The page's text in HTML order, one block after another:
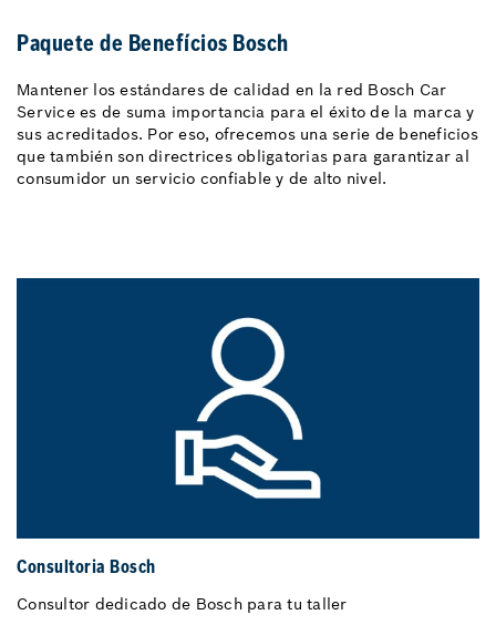
Paquete de Benefícios Bosch
Mantener los estándares de calidad en la red Bosch Car
Service es de suma importancia para el éxito de la marca y
sus acreditados. Por eso, ofrecemos una serie de beneficios
que también son directrices obligatorias para garantizar al
consumidor un servicio confiable y de alto nivel.
Consultoria Bosch
Consultor dedicado de Bosch para tu taller